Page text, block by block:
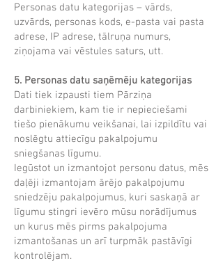
Personas datu kategorijas – vārds,
uzvārds, personas kods, e-pasta vai pasta
adrese, IP adrese, tālruņa numurs,
ziņojama vai vēstules saturs, utt.
5. Personas datu saņēmēju kategorijas
Dati tiek izpausti tiem Pārziņa
darbiniekiem, kam tie ir nepieciešami
tiešo pienākumu veikšanai, lai izpildītu vai
noslēgtu attiecīgu pakalpojumu
sniegšanas līgumu.
Iegūstot un izmantojot personu datus, mēs
daļēji izmantojam ārējo pakalpojumu
sniedzēju pakalpojumus, kuri saskaņā ar
līgumu stingri ievēro mūsu norādījumus
un kurus mēs pirms pakalpojuma
izmantošanas un arī turpmāk pastāvīgi
kontrolējam.